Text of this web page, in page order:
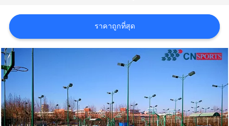
แผนผัง
เว็บไซต์
PRIVACY
POLICY
ราคาถูกที่สุด